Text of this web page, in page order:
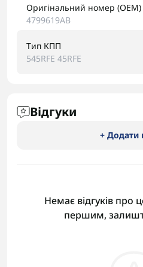
Оригінальний номер (OEM)
4799619AB
Тип КПП
545RFE 45RFE
Відгуки
+ Додати
Немає відгуків про
першим,